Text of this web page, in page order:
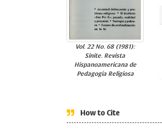
Vol. 22 No. 68 (1981):
Sinite. Revista
Hispanoamericana de
Pedagogía Religiosa
How to Cite